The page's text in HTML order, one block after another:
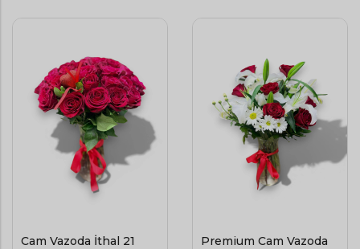
Cam Vazoda İthal 21
Premium Cam Vazoda